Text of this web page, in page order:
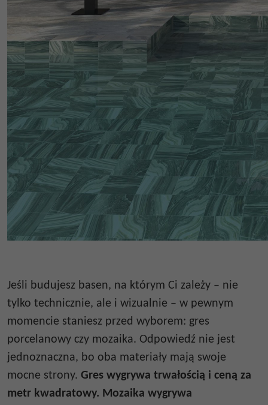
Jeśli budujesz basen, na którym Ci zależy – nie
tylko technicznie, ale i wizualnie – w pewnym
momencie staniesz przed wyborem: gres
porcelanowy czy mozaika. Odpowiedź nie jest
jednoznaczna, bo oba materiały mają swoje
mocne strony. Gres wygrywa trwałością i ceną za
metr kwadratowy. Mozaika wygrywa